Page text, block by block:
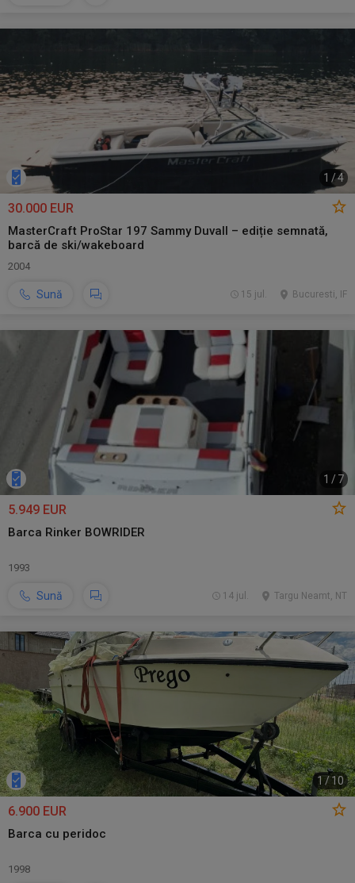
1 /4
30.000 EUR
MasterCraft ProStar 197 Sammy Duvall – ediție semnată,
barcă de ski/wakeboard
2004
Sună Bucuresti, IF
15 jul.
1 / 7
5.949 EUR
Barca Rinker BOWRIDER
1993
Sună Targu Neamt, NT
14 jul.
1 /10
6.900 EUR
Barca cu peridoc
1998